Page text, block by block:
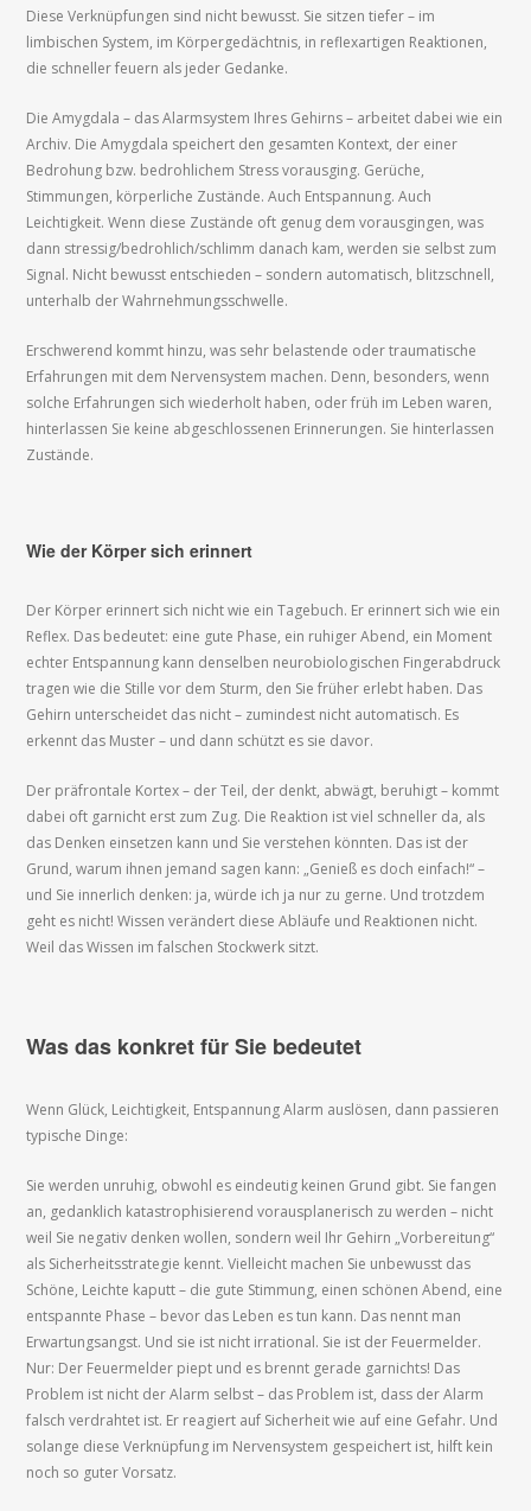
Diese Verknüpfungen sind nicht bewusst. Sie sitzen tiefer – im
limbischen System, im Körpergedächtnis, in reflexartigen Reaktionen,
die schneller feuern als jeder Gedanke.
Die Amygdala – das Alarmsystem Ihres Gehirns – arbeitet dabei wie ein
Archiv. Die Amygdala speichert den gesamten Kontext, der einer
Bedrohung bzw. bedrohlichem Stress vorausging. Gerüche,
Stimmungen, körperliche Zustände. Auch Entspannung. Auch
Leichtigkeit. Wenn diese Zustände oft genug dem vorausgingen, was
dann stressig/bedrohlich/schlimm danach kam, werden sie selbst zum
Signal. Nicht bewusst entschieden – sondern automatisch, blitzschnell,
unterhalb der Wahrnehmungsschwelle.
Erschwerend kommt hinzu, was sehr belastende oder traumatische
Erfahrungen mit dem Nervensystem machen. Denn, besonders, wenn
solche Erfahrungen sich wiederholt haben, oder früh im Leben waren,
hinterlassen Sie keine abgeschlossenen Erinnerungen. Sie hinterlassen
Zustände.
Wie der Körper sich erinnert
Der Körper erinnert sich nicht wie ein Tagebuch. Er erinnert sich wie ein
Reflex. Das bedeutet: eine gute Phase, ein ruhiger Abend, ein Moment
echter Entspannung kann denselben neurobiologischen Fingerabdruck
tragen wie die Stille vor dem Sturm, den Sie früher erlebt haben. Das
Gehirn unterscheidet das nicht – zumindest nicht automatisch. Es
erkennt das Muster – und dann schützt es sie davor.
Der präfrontale Kortex – der Teil, der denkt, abwägt, beruhigt – kommt
dabei oft garnicht erst zum Zug. Die Reaktion ist viel schneller da, als
das Denken einsetzen kann und Sie verstehen könnten. Das ist der
Grund, warum ihnen jemand sagen kann: „Genieß es doch einfach!“ –
und Sie innerlich denken: ja, würde ich ja nur zu gerne. Und trotzdem
geht es nicht! Wissen verändert diese Abläufe und Reaktionen nicht.
Weil das Wissen im falschen Stockwerk sitzt.
Was das konkret für Sie bedeutet
Wenn Glück, Leichtigkeit, Entspannung Alarm auslösen, dann passieren
typische Dinge:
Sie werden unruhig, obwohl es eindeutig keinen Grund gibt. Sie fangen
an, gedanklich katastrophisierend vorausplanerisch zu werden – nicht
weil Sie negativ denken wollen, sondern weil Ihr Gehirn „Vorbereitung“
als Sicherheitsstrategie kennt. Vielleicht machen Sie unbewusst das
Schöne, Leichte kaputt – die gute Stimmung, einen schönen Abend, eine
entspannte Phase – bevor das Leben es tun kann. Das nennt man
Erwartungsangst. Und sie ist nicht irrational. Sie ist der Feuermelder.
Nur: Der Feuermelder piept und es brennt gerade garnichts! Das
Problem ist nicht der Alarm selbst – das Problem ist, dass der Alarm
falsch verdrahtet ist. Er reagiert auf Sicherheit wie auf eine Gefahr. Und
solange diese Verknüpfung im Nervensystem gespeichert ist, hilft kein
noch so guter Vorsatz.